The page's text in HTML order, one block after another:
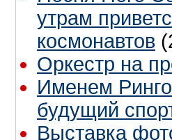
утрам
космонавтов
Оркестр на
Именем
будущий
Выставка